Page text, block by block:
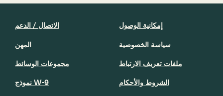
الاتصال / الدعم
المهن
مجموعات الوسائط
نموذج W-9
إمكانية الوصول
سياسة الخصوصية
ملفات تعريف الارتباط
الشروط والأحكام